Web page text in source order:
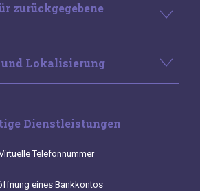
zurückgegebene
und Lokalisierung
Dienstleistungen
Telefonnummer
eines Bankkontos